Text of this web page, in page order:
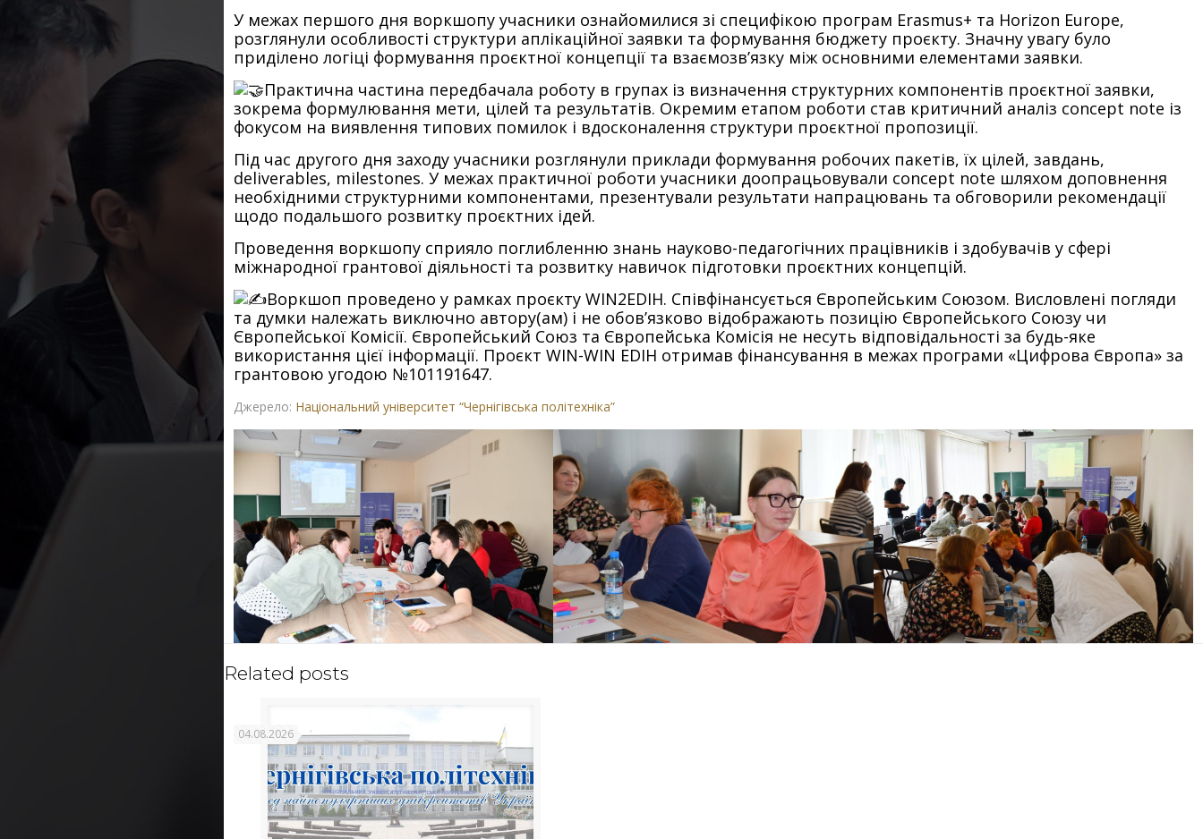
У межах першого дня воркшопу учасники ознайомилися зі специфікою програм Erasmus+ та Horizon Europe,
розглянули особливості структури аплікаційної заявки та формування бюджету проєкту. Значну увагу було
приділено логіці формування проєктної концепції та взаємозв’язку між основними елементами заявки.
Практична частина передбачала роботу в групах із визначення структурних компонентів проєктної заявки,
зокрема формулювання мети, цілей та результатів. Окремим етапом роботи став критичний аналіз concept note із
фокусом на виявлення типових помилок і вдосконалення структури проєктної пропозиції.
Під час другого дня заходу учасники розглянули приклади формування робочих пакетів, їх цілей, завдань,
deliverables, milestones. У межах практичної роботи учасники доопрацьовували concept note шляхом доповнення
необхідними структурними компонентами, презентували результати напрацювань та обговорили рекомендації
щодо подальшого розвитку проєктних ідей.
Проведення воркшопу сприяло поглибленню знань науково-педагогічних працівників і здобувачів у сфері
міжнародної грантової діяльності та розвитку навичок підготовки проєктних концепцій.
Воркшоп проведено у рамках проєкту WIN2EDIH. Співфінансується Європейським Союзом. Висловлені погляди
та думки належать виключно автору(ам) і не обов’язково відображають позицію Європейського Союзу чи
Європейської Комісії. Європейський Союз та Європейська Комісія не несуть відповідальності за будь-яке
використання цієї інформації. Проєкт WIN-WIN EDIH отримав фінансування в межах програми «Цифрова Європа» за
грантовою угодою №101191647.
Джерело: Національний університет “Чернігівська політехніка”
Related posts
04.08.2026